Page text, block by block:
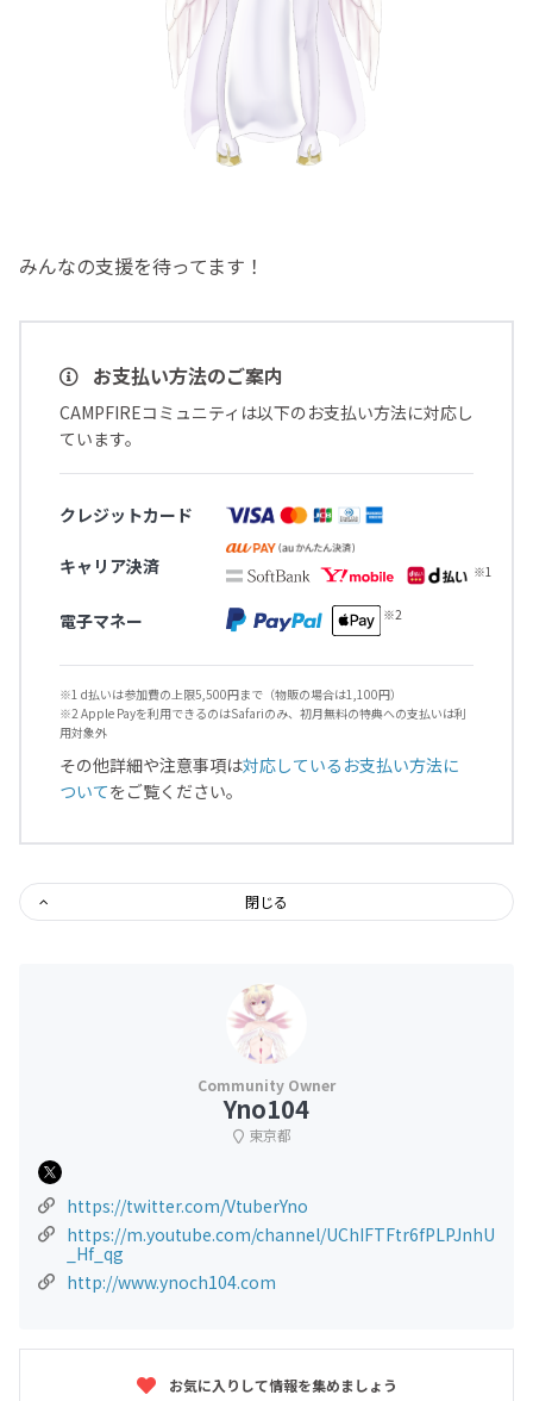
みんなの支援を待ってます！
お支払い方法のご案内
CAMPFIREコミュニティは以下のお支払い方法に対応し
ています。
クレジットカード
キャリア決済
電子マネー
※1 d払いは参加費の上限5,500円まで（物販の場合は1,100円）
※2 Apple Payを利用できるのはSafariのみ、初月無料の特典への支払いは利
用対象外
その他詳細や注意事項は対応しているお支払い方法に
ついてをご覧ください。
閉じる
Yno104
東京都
https://twitter.com/VtuberYno
https://m.youtube.com/channel/UChIFTFtr6fPLPJnhU
_Hf_qg
http://www.ynoch104.com
お気に入りして情報を集めましょう